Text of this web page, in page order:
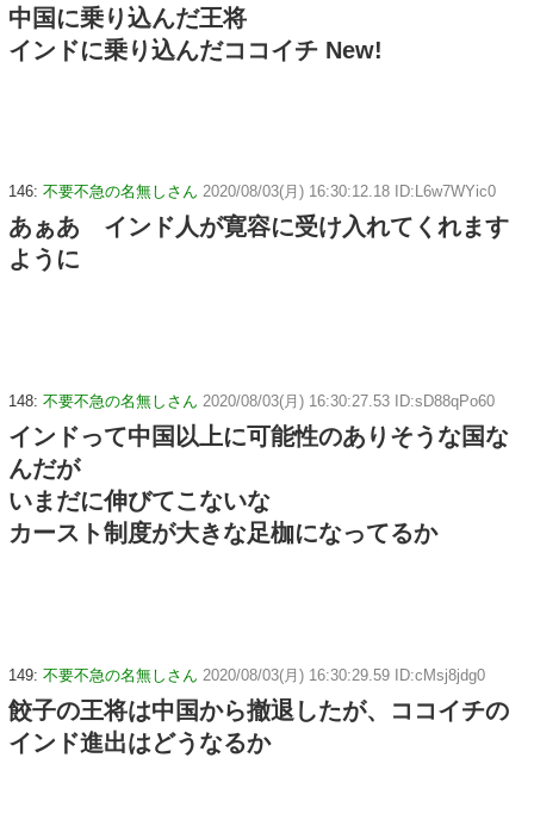
中国に乗り込んだ王将
インドに乗り込んだココイチ New!
146: 不要不急の名無しさん 2020/08/03(月) 16:30:12.18 ID:L6w7WYic0
あぁあ インド人が寛容に受け入れてくれます
ように
148: 不要不急の名無しさん 2020/08/03(月) 16:30:27.53 ID:sD88qPo60
インドって中国以上に可能性のありそうな国な
んだが
いまだに伸びてこないな
カースト制度が大きな足枷になってるか
149: 不要不急の名無しさん 2020/08/03(月) 16:30:29.59 ID:cMsj8jdg0
餃子の王将は中国から撤退したが、ココイチの
インド進出はどうなるか